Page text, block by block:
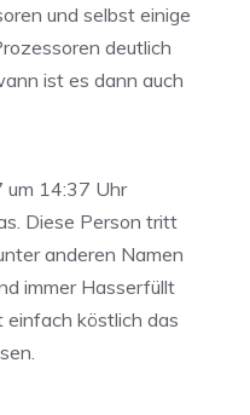
und selbst einige
deutlich
ist es dann auch
um 14:37 Uhr
Diese Person tritt
anderen Namen
immer Hasserfüllt
einfach köstlich das